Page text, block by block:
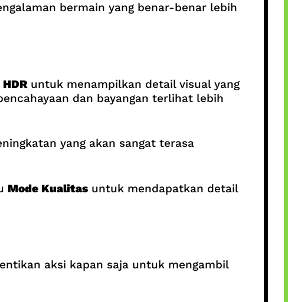
bermain yang benar-benar lebih
HDRuntuk menampilkan detail visual yang
dan bayangan terlihat lebih
yang akan sangat terasa
Mode Kualitasuntuk mendapatkan detail
aksi kapan saja untuk mengambil